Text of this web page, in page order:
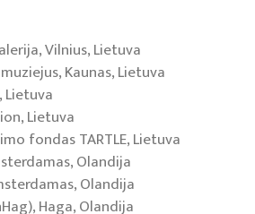
Vilnius, Lietuva
Kaunas, Lietuva
Lietuva
Lietuva
fondas TARTLE, Lietuva
Olandija
Olandija
Haga, Olandija